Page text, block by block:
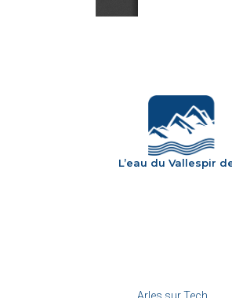
L’eau du Vallespir